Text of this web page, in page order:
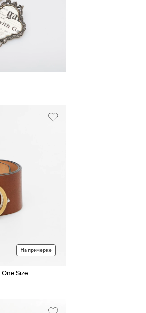
На примерке
One Size